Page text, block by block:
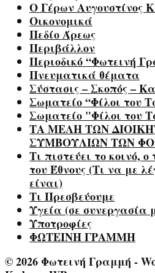
Ο Γέρων Αυγουστίνος
Οικονομικά
Πεδίο Άρεως
Περιβάλλον
Περιοδικό “Φωτεινή
Πνευματικά θέματα
Σύστασις – Σκοπός –
Σωματείο “Φίλοι του
Σωματείο "Φίλοι του
ΤΑ ΜΕΛΗ ΤΩΝ
ΣΥΜΒΟΥΛΙΩΝ ΤΩΝ
Τι πιστεύει το κοινό,
του Έθνους (Τι να με
είναι)
Τι Πρεσβεύουμε
Υγεία (σε συνεργασία
Υποτροφίες
ΦΩΤΕΙΝΗ ΓΡΑΜΜΗ
© 2026 Φωτεινή Γραμμή -